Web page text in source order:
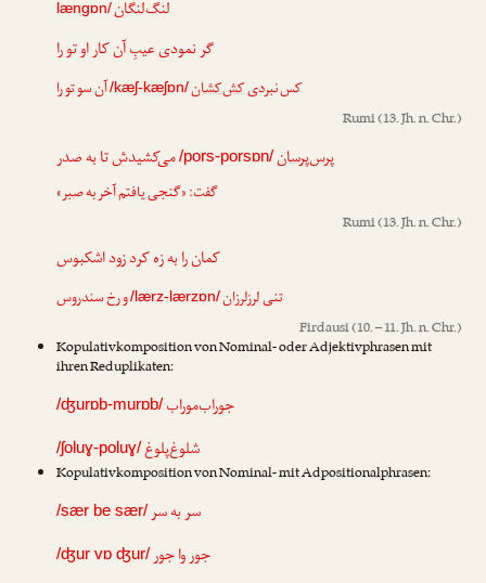
længɒn/لنگ‌لنگان
گر نمودی عیبِ آن کار او تو را
کس نبردیکش‌کشان/kæʃ-kæʃɒn/آن سو تو را
Rumi(13. Jh. n. Chr.)
پرس‌پرسان/pors-porsɒn/می‌کشیدش تا به صدر
گفت: «گنجی یافتم آخر به صبر»
Rumi(13. Jh. n. Chr.)
کمان را به زه کرد زود اشکبوس
تنیلرزلرزان/lærz-lærzɒn/و رخ سندروس
Firdausi(10. – 11. Jh. n. Chr.)
Kopulativkomposition von Nominal- oder Adjektivphrasen mit
ihren Reduplikaten:
جوراب‌موراب/ʤurɒb-murɒb/
شلوغ‌پلوغ/ʃoluɣ-poluɣ/
Kopulativkomposition von Nominal- mit Adpositionalphrasen:
سر به سر/sær be sær/
جور وا جور/ʤur vɒ ʤur/